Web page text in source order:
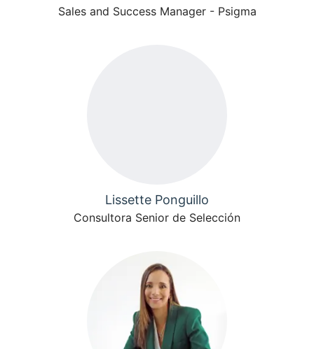
Sales and Success Manager - Psigma
Lissette Ponguillo
Consultora Senior de Selección